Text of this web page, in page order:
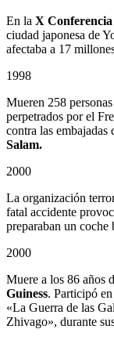
En la X
ciudad japonesa de
afectaba a 17
1998
Mueren 258
perpetrados por el
contra las embajadas
Salam.
2000
La organización
fatal accidente
preparaban un coche
2000
Muere a los 86 años
Guiness. Participó
«La Guerra de las
Zhivago», durante